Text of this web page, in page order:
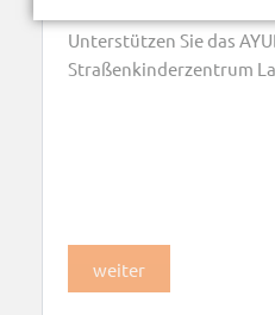
Unterstützen Sie das
Straßenkinderzentrum
weiter